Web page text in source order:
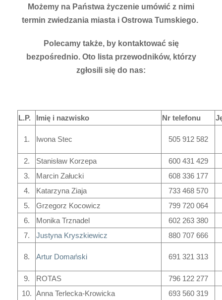
Możemy na Państwa życzenie umówić z nimi
termin zwiedzania miasta i Ostrowa Tumskiego.
Polecamy także, by kontaktować się
bezpośrednio. Oto lista przewodników, którzy
zgłosili się do nas:
L.P. Imię i nazwisko Nr telefonu
1. Iwona Stec 505 912 582
2. Stanisław Korzepa
600 431 429
3.
Marcin Załucki
608 336 177
4.
Katarzyna Ziaja
733 468 570
5.
Grzegorz Kocowicz
799 720 064
6.
Monika Trznadel
602 263 380
7.
Justyna Kryszkiewicz 880 707 666
8. Artur Domański 691 321 313
9. ROTAS
796 122 277
10. Anna Terlecka-Krowicka 693 560 319